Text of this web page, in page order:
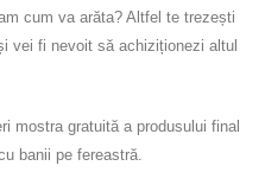
cum va arăta? Altfel te trezești
vei fi nevoit să achiziționezi altul
mostra gratuită a produsului final
banii pe fereastră.